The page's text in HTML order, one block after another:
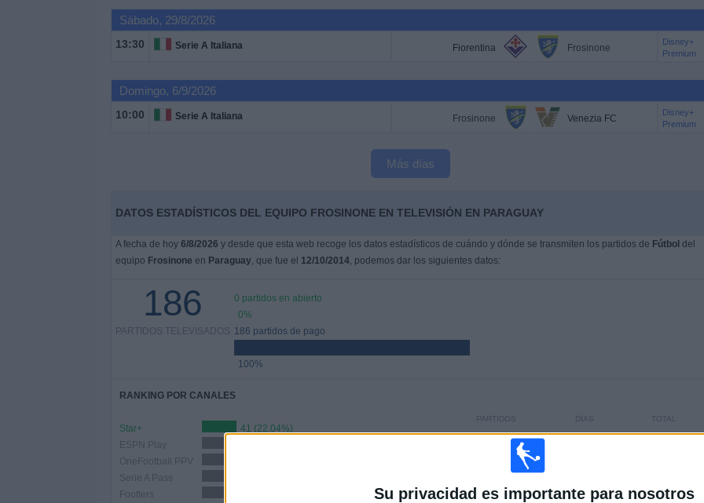
Su privacidad es importante para nosotros
Sábado, 29/8/2026
13:30 Serie A Italiana Fiorentina Frosinone
Disney+
Premium
Domingo, 6/9/2026
10:00 Serie A Italiana Frosinone Venezia FC
Disney+
Premium
Más días
DATOS ESTADÍSTICOS DEL EQUIPO FROSINONE EN TELEVISIÓN EN PARAGUAY
A fecha de hoy 6/8/2026 y desde que esta web recoge los datos estadísticos de cuándo y dónde se transmiten los partidos de Fútbol del
equipo Frosinone en Paraguay, que fue el 12/10/2014, podemos dar los siguientes datos:
186
PARTIDOS TELEVISADOS
0 partidos en abierto
0%
186 partidos de pago
100%
RANKING POR CANALES
Star+
41 (22,04%)
ESPN Play
OneFootball PPV
Serie A Pass
Footters
TOTAL
15
DÍAS
4315
PARTIDOS
186
CONSECUTIVOS
DE PAGO